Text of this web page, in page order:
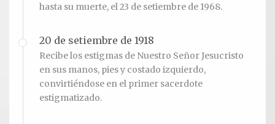
hasta su muerte, el 23 de setiembre de 1968.
20 de setiembre de 1918
Recibe los estigmas de Nuestro Señor Jesucristo
en sus manos, pies y costado izquierdo,
convirtiéndose en el primer sacerdote
estigmatizado.